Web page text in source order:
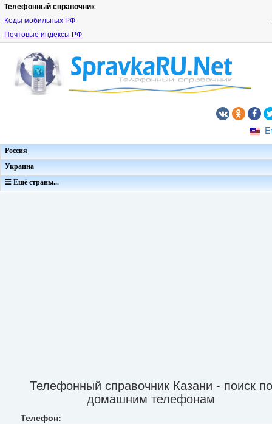
Телефонный справочник
Коды мобильных РФ
Почтовые индексы РФ
Россия
Украина
☰ Ещё страны...
Телефонный справочник Казани - поиск по
домашним телефонам
Телефон: